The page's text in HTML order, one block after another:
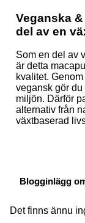
Veganska
del av en
Som en del av
är detta
kvalitet.
vegansk gör
miljön. Därför
alternativ från
växtbaserad
Blogginlägg
Det finns ännu